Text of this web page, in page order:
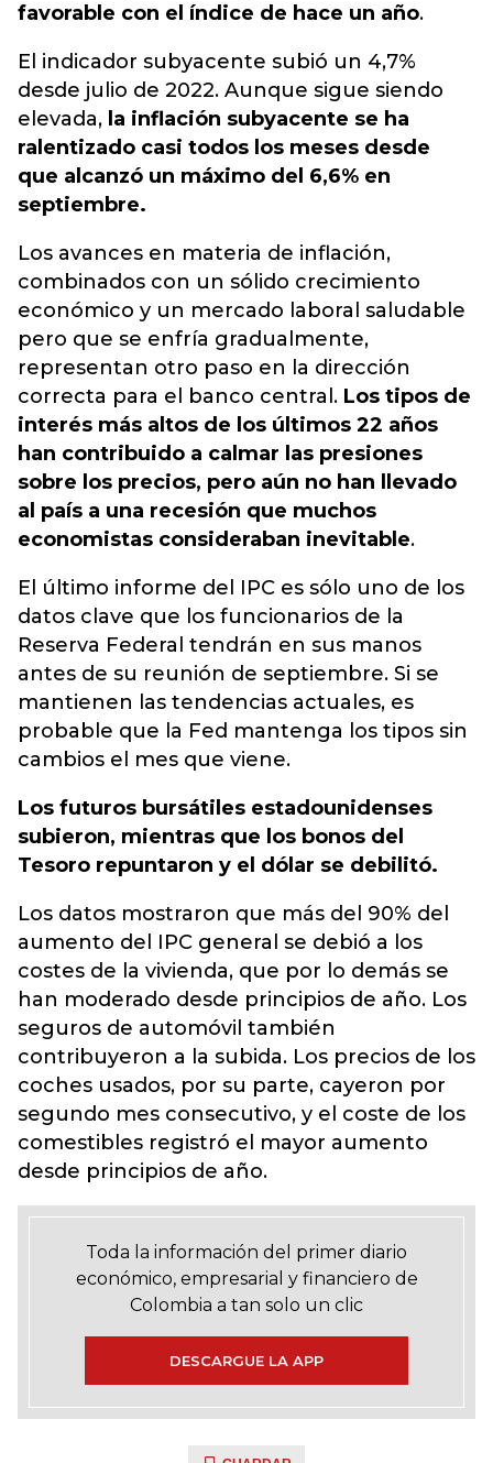
favorable con el índice de hace un año.
El indicador subyacente subió un 4,7%
desde julio de 2022. Aunque sigue siendo
elevada, la inflación subyacente se ha
ralentizado casi todos los meses desde
que alcanzó un máximo del 6,6% en
septiembre.
Los avances en materia de inflación,
combinados con un sólido crecimiento
económico y un mercado laboral saludable
pero que se enfría gradualmente,
representan otro paso en la dirección
correcta para el banco central. Los tipos de
interés más altos de los últimos 22 años
han contribuido a calmar las presiones
sobre los precios, pero aún no han llevado
al país a una recesión que muchos
economistas consideraban inevitable.
El último informe del IPC es sólo uno de los
datos clave que los funcionarios de la
Reserva Federal tendrán en sus manos
antes de su reunión de septiembre. Si se
mantienen las tendencias actuales, es
probable que la Fed mantenga los tipos sin
cambios el mes que viene.
Los futuros bursátiles estadounidenses
subieron, mientras que los bonos del
Tesoro repuntaron y el dólar se debilitó.
Los datos mostraron que más del 90% del
aumento del IPC general se debió a los
costes de la vivienda, que por lo demás se
han moderado desde principios de año. Los
seguros de automóvil también
contribuyeron a la subida. Los precios de los
coches usados, por su parte, cayeron por
segundo mes consecutivo, y el coste de los
comestibles registró el mayor aumento
desde principios de año.
Toda la información del primer diario
económico, empresarial y financiero de
Colombia a tan solo un clic
DESCARGUE LA APP